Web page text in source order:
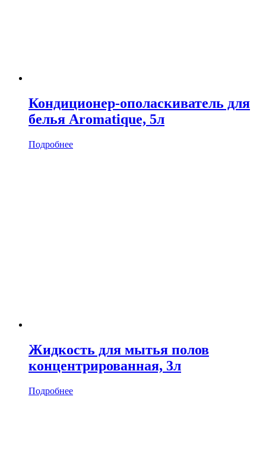
Кондиционер-ополаскиватель для
белья Aromatique, 5л
Подробнее
Жидкость для мытья полов
концентрированная, 3л
Подробнее